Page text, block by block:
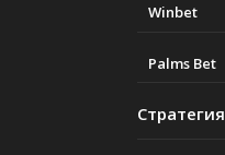
Winbet
Palms Bet
Стратегия